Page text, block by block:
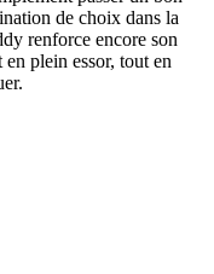
de choix dans la
renforce encore son
plein essor, tout en